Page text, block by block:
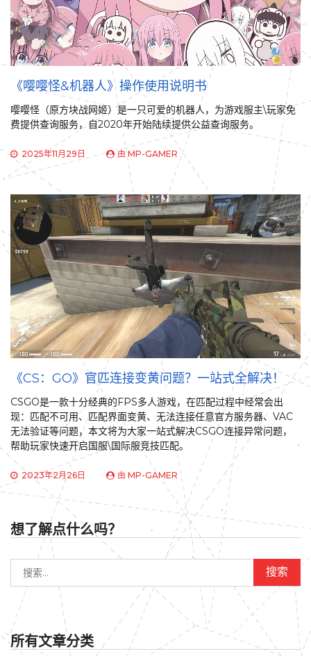
《嘤嘤怪&机器人》操作使用说明书
嘤嘤怪（原方块战网姬）是一只可爱的机器人，为游戏服主\玩家免
费提供查询服务，自2020年开始陆续提供公益查询服务。
2025年11月29日 由MP-GAMER
《CS：GO》官匹连接变黄问题？一站式全解决！
CSGO是一款十分经典的FPS多人游戏，在匹配过程中经常会出
现：匹配不可用、匹配界面变黄、无法连接任意官方服务器、VAC
无法验证等问题，本文将为大家一站式解决CSGO连接异常问题，
帮助玩家快速开启国服\国际服竞技匹配。
2023年2月26日 由 MP-GAMER
想了解点什么吗？
所有文章分类